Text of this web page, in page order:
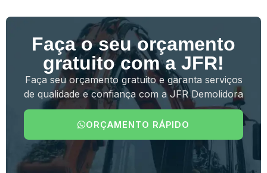
Faça o seu orçamento
gratuito com a JFR!
Faça seu orçamento gratuito e garanta serviços
de qualidade e confiança com a JFR Demolidora
ORÇAMENTO RÁPIDO